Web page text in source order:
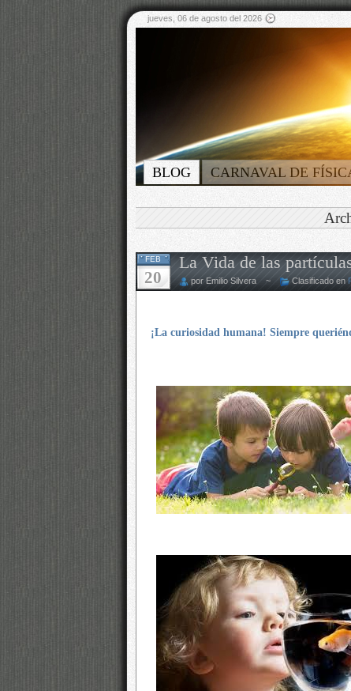
jueves, 06 de agosto del 2026
BLOG CARNAVAL DE
FEB
20
La Vida de las
por Emilio Silvera ~ Clasificado en
¡La curiosidad humana! Siempre